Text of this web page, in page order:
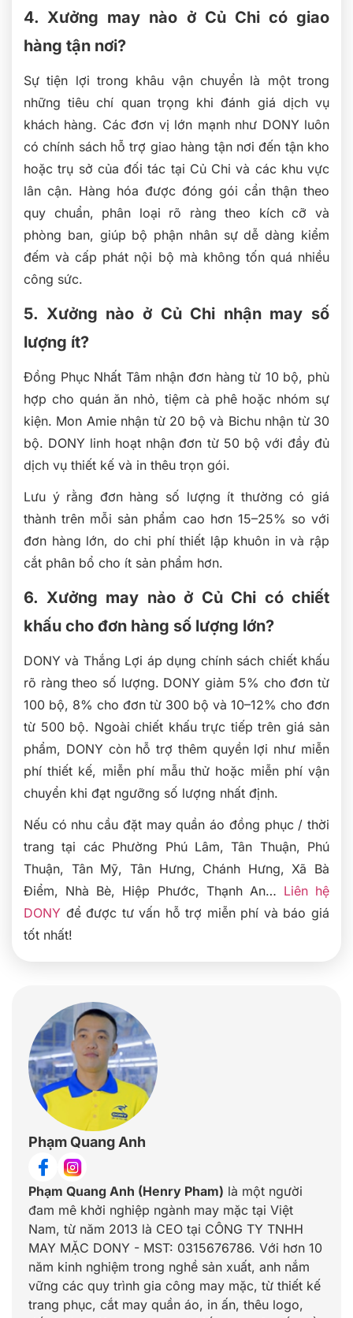
4. Xưởng may nào ở Củ Chi có giao
hàng tận nơi?
Sự tiện lợi trong khâu vận chuyển là một trong
những tiêu chí quan trọng khi đánh giá dịch vụ
khách hàng. Các đơn vị lớn mạnh như DONY luôn
có chính sách hỗ trợ giao hàng tận nơi đến tận kho
hoặc trụ sở của đối tác tại Củ Chi và các khu vực
lân cận. Hàng hóa được đóng gói cẩn thận theo
quy chuẩn, phân loại rõ ràng theo kích cỡ và
phòng ban, giúp bộ phận nhân sự dễ dàng kiểm
đếm và cấp phát nội bộ mà không tốn quá nhiều
công sức.
5. Xưởng nào ở Củ Chi nhận may số
lượng ít?
Đồng Phục Nhất Tâm nhận đơn hàng từ 10 bộ, phù
hợp cho quán ăn nhỏ, tiệm cà phê hoặc nhóm sự
kiện. Mon Amie nhận từ 20 bộ và Bichu nhận từ 30
bộ. DONY linh hoạt nhận đơn từ 50 bộ với đầy đủ
dịch vụ thiết kế và in thêu trọn gói.
Lưu ý rằng đơn hàng số lượng ít thường có giá
thành trên mỗi sản phẩm cao hơn 15–25% so với
đơn hàng lớn, do chi phí thiết lập khuôn in và rập
cắt phân bổ cho ít sản phẩm hơn.
6. Xưởng may nào ở Củ Chi có chiết
khấu cho đơn hàng số lượng lớn?
DONY và Thắng Lợi áp dụng chính sách chiết khấu
rõ ràng theo số lượng. DONY giảm 5% cho đơn từ
100 bộ, 8% cho đơn từ 300 bộ và 10–12% cho đơn
từ 500 bộ. Ngoài chiết khấu trực tiếp trên giá sản
phẩm, DONY còn hỗ trợ thêm quyền lợi như miễn
phí thiết kế, miễn phí mẫu thử hoặc miễn phí vận
chuyển khi đạt ngưỡng số lượng nhất định.
Nếu có nhu cầu đặt may quần áo đồng phục / thời
trang tại các Phường Phú Lâm, Tân Thuận, Phú
Thuận, Tân Mỹ, Tân Hưng, Chánh Hưng, Xã Bà
Điểm, Nhà Bè, Hiệp Phước, Thạnh An… Liên hệ
DONY để được tư vấn hỗ trợ miễn phí và báo giá
tốt nhất!
Phạm Quang Anh
Phạm Quang Anh (Henry Pham) là một người
đam mê khởi nghiệp ngành may mặc tại Việt
Nam, từ năm 2013 là CEO tại CÔNG TY TNHH
MAY MẶC DONY - MST: 0315676786. Với hơn 10
năm kinh nghiệm trong nghề sản xuất, anh nắm
vững các quy trình gia công may mặc, từ thiết kế
trang phục, cắt may quần áo, in ấn, thêu logo,